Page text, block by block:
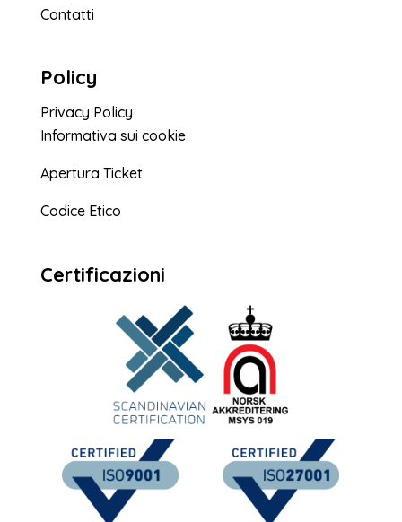
Contatti
Policy
Privacy Policy
Informativa sui cookie
Apertura Ticket
Codice Etico
Certificazioni